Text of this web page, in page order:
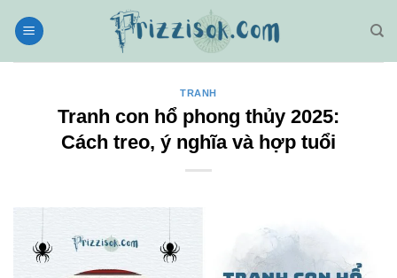
qua
TRANH
Tranh con hổ phong thủy 2025:
Cách treo, ý nghĩa và hợp tuổi